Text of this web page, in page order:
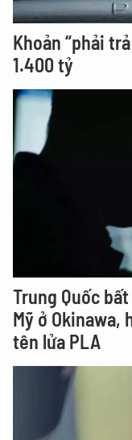
Khoản “phải
1.400 tỷ
Trung Quốc
Mỹ ở Okinawa,
tên lửa PLA